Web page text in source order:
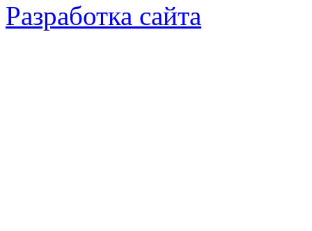
Разработка сайта